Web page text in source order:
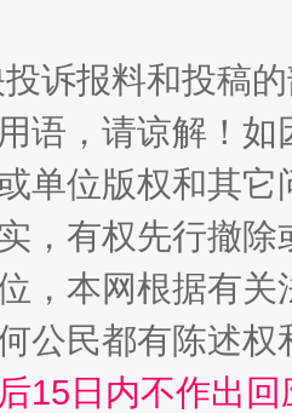
诉报料和投稿
语，请谅解！
单位版权和其它
，有权先行撤
，本网根据有
公民都有陈述
15日内不作出